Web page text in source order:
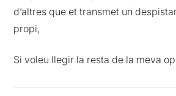
d’altres que et transmet un
propi,
Si voleu llegir la resta de la meva